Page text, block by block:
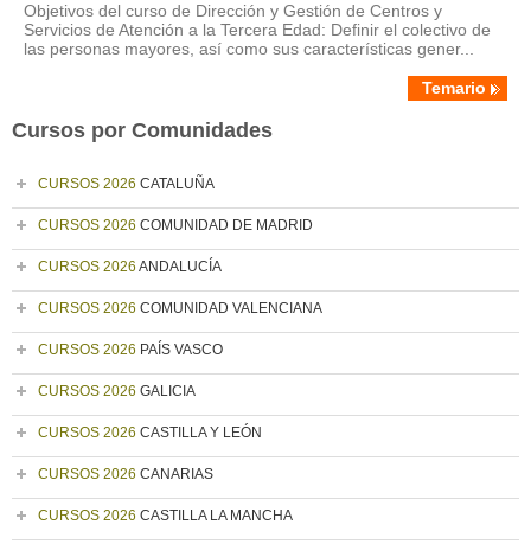
Objetivos del curso de Dirección y Gestión de Centros y
Servicios de Atención a la Tercera Edad: Definir el colectivo de
las personas mayores, así como sus características gener...
Temario
Cursos por Comunidades
CURSOS 2026 CATALUÑA
CURSOS 2026 COMUNIDAD DE MADRID
CURSOS 2026 ANDALUCÍA
CURSOS 2026 COMUNIDAD VALENCIANA
CURSOS 2026 PAÍS VASCO
CURSOS 2026 GALICIA
CURSOS 2026 CASTILLA Y LEÓN
CURSOS 2026 CANARIAS
CURSOS 2026 CASTILLA LA MANCHA